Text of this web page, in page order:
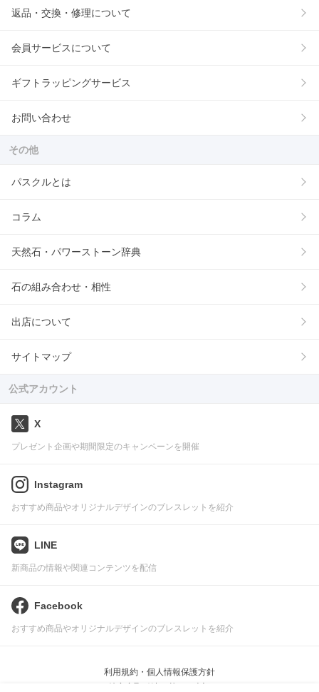
返品・交換・修理について
会員サービスについて
ギフトラッピングサービス
お問い合わせ
その他
パスクルとは
コラム
天然石・パワーストーン辞典
石の組み合わせ・相性
出店について
サイトマップ
公式アカウント
X
プレゼント企画や期間限定のキャンペーンを開催
Instagram
おすすめ商品やオリジナルデザインのブレスレットを紹介
LINE
新商品の情報や関連コンテンツを配信
Facebook
おすすめ商品やオリジナルデザインのブレスレットを紹介
利用規約・個人情報保護方針